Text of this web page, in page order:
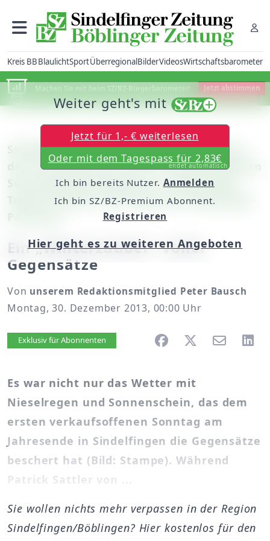
Kreis BBBlaulichtSportÜberregionalBilderVideosWirtschaftsbarometer
Machen Sie mit beim SZ/BZ-Bürgerbarometer! Jetzt abstimmen
Sindelfingen: Das Jubiläumsjahr beschert
der Innenstadt den ersten verkaufsoffenen
Sonntag Ende Dezember / City-Manager
Torben Schäfer sieht großes Entwicklungs-
Ein „Winterzauber“ voller
Gegensätze
Von unserem Redaktionsmitglied Peter Bausch
Montag, 30. Dezember 2013, 00:00 Uhr
Artikel vorlesen
Exklusiv für Abonnenten
Es war nicht nur das Wetter mit
Nieselregen und Sonnenschein, das dem
ersten verkaufsoffenen Sonntag am
Jahresende in Sindelfingen die Gegensätze
beschert hat (Bild: Stampe). Während
Patrick Sattler von ...
Weiter geht's mit
Jetzt für 1,- € weiterlesen
Oder mit dem Tagespass für 2,83€
endet automatisch
Ich bin bereits Nutzer. Anmelden
Ich bin SZ/BZ-Premium Abonnent.
Registrieren
Hier geht es zu weiteren Angeboten
Sie wollen nichts mehr verpassen in der Region
Sindelfingen/Böblingen? Hier kostenlos für den